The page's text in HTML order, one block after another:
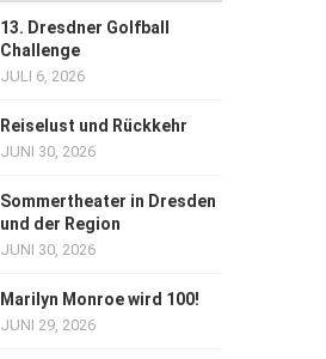
13. Dresdner Golfball
Challenge
JULI 6, 2026
Reiselust und Rückkehr
JUNI 30, 2026
Sommertheater in Dresden
und der Region
JUNI 30, 2026
Marilyn Monroe wird 100!
JUNI 29, 2026